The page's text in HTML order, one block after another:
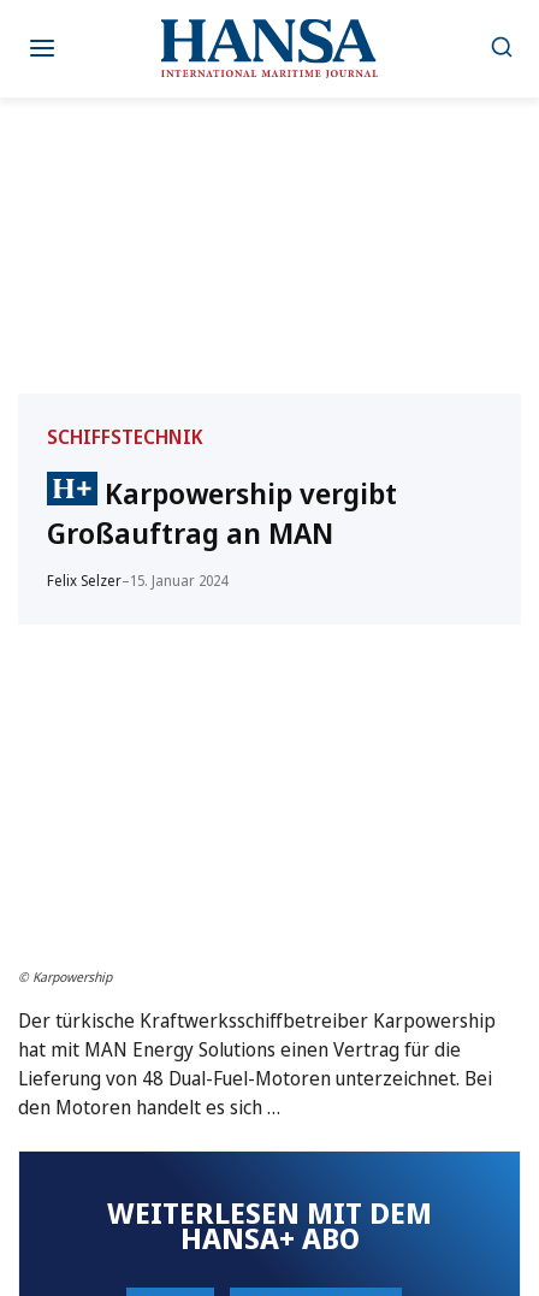
Inhalt
SCHIFFSTECHNIK
Karpowership vergibt
Großauftrag an MAN
Felix Selzer–15. Januar 2024
© Karpowership
Der türkische Kraftwerksschiffbetreiber Karpowership
hat mit MAN Energy Solutions einen Vertrag für die
Lieferung von 48 Dual-Fuel-Motoren unterzeichnet. Bei
den Motoren handelt es sich …
WEITERLESEN MIT DEM
HANSA+ ABO